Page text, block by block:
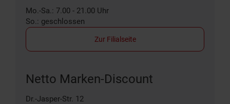
Mo.-Sa.: 7.00 - 21.00 Uhr
So.: geschlossen
Zur Filialseite
Netto Marken-Discount
Dr.-Jasper-Str. 12